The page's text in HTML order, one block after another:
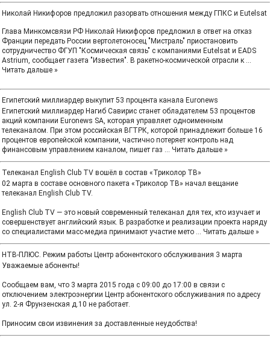
Николай Никифоров предложил разорвать отношения между ГПКС и Eutelsat
Глава Минкомсвязи РФ Николай Никифоров предложил в ответ на отказ
Франции передать России вертолетоносец "Мистраль" приостановить
сотрудничество ФГУП "Космическая связь" с компаниями Eutelsat и EADS
Astrium, сообщает газета "Известия". В ракетно-космической отрасли к ...
Читать дальше »
Египетский миллиардер выкупит 53 процента канала Euronews
Египетский миллиардер Нагиб Савирис станет обладателем 53 процентов
акций компании Euronews SA, которая управляет одноименным
телеканалом. При этом российская ВГТРК, которой принадлежит больше 16
процентов европейской компании, частично потеряет контроль над
финансовым управлением каналом, пишет газ ... Читать дальше »
Телеканал English Club TV вошёл в состав «Триколор ТВ»
02 марта в составе основного пакета «Триколор ТВ» начал вещание
телеканал English Club TV.
English Club TV — это новый современный телеканал для тех, кто изучает и
совершенствует английский язык. В разработке и реализации проекта наряду
со специалистами масс-медиа принимают участие мето ... Читать дальше »
НТВ-ПЛЮС. Режим работы Центр абонентского обслуживания 3 марта
Уважаемые абоненты!
Сообщаем вам, что 3 марта 2015 года с 09:00 до 17:00 в связи с
отключением электроэнергии Центр абонентского обслуживания по адресу
ул. 2-я Фрунзенская д.10 не работает.
Приносим свои извинения за доставленные неудобства!